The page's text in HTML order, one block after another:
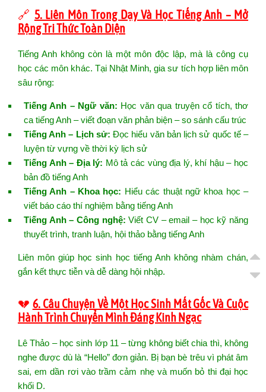
🔗 5. Liên Môn Trong Dạy Và Học Tiếng Anh – Mở
Rộng Tri Thức Toàn Diện
Tiếng Anh không còn là một môn độc lập, mà là công cụ
học các môn khác. Tại Nhật Minh, gia sư tích hợp liên môn
sâu rộng:
Tiếng Anh – Ngữ văn: Học văn qua truyện cổ tích, thơ
ca tiếng Anh – viết đoạn văn phản biện – so sánh cấu trúc
Tiếng Anh – Lịch sử: Đọc hiểu văn bản lịch sử quốc tế –
luyện từ vựng về thời kỳ lịch sử
Tiếng Anh – Địa lý: Mô tả các vùng địa lý, khí hậu – học
bản đồ tiếng Anh
Tiếng Anh – Khoa học: Hiểu các thuật ngữ khoa học –
viết báo cáo thí nghiệm bằng tiếng Anh
Tiếng Anh – Công nghệ: Viết CV – email – học kỹ năng
thuyết trình, tranh luận, hội thảo bằng tiếng Anh
Liên môn giúp học sinh học tiếng Anh không nhàm chán,
gắn kết thực tiễn và dễ dàng hội nhập.
💔 6. Câu Chuyện Về Một Học Sinh Mất Gốc Và Cuộc
Hành Trình Chuyển Mình Đáng Kinh Ngạc
Lê Thảo – học sinh lớp 11 – từng không biết chia thì, không
nghe được dù là “Hello” đơn giản. Bị bạn bè trêu vì phát âm
sai, em dần rơi vào trầm cảm nhẹ và muốn bỏ thi đại học
khối D.